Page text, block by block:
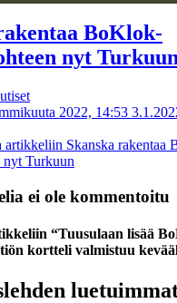
BoKlok-
nyt
2022, 14:53
artikkeliin Skanska rakentaa
nyt Turkuun
ei ole kommentoitu
“Tuusulaan lisää
kortteli valmistuu